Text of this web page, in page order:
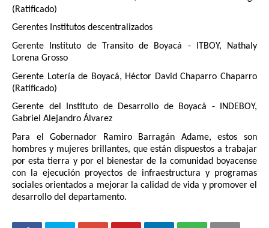
(Ratificado)
Gerentes Institutos descentralizados
Gerente Instituto de Transito de Boyacá - ITBOY, Nathaly
Lorena Grosso
Gerente Lotería de Boyacá, Héctor David Chaparro Chaparro
(Ratificado)
Gerente del Instituto de Desarrollo de Boyacá - INDEBOY,
Gabriel Alejandro Álvarez
Para el Gobernador Ramiro Barragán Adame, estos son
hombres y mujeres brillantes, que están dispuestos a trabajar
por esta tierra y por el bienestar de la comunidad boyacense
con la ejecución proyectos de infraestructura y programas
sociales orientados a mejorar la calidad de vida y promover el
desarrollo del departamento.